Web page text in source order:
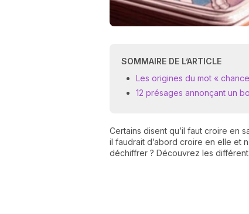
SOMMAIRE DE L’ARTICLE
Les origines du mot «
12 présages annonçant un
Certains disent qu’il faut croire en
il faudrait d’abord croire en elle et
déchiffrer ? Découvrez les